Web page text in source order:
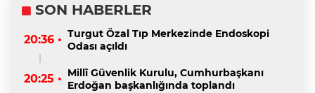
SON HABERLER
20:36 • Turgut Özal Tıp Merkezinde Endoskopi
Odası açıldı
20:25 • Millî Güvenlik Kurulu, Cumhurbaşkanı
Erdoğan başkanlığında toplandı